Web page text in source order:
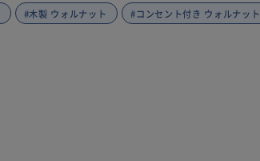
#木製 ウォルナット #コンセント付き ウォルナット